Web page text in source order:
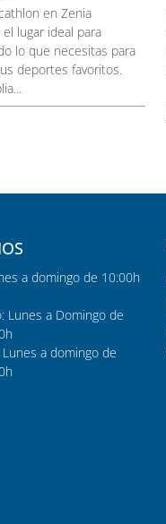
en Zenia
lugar ideal para
lo que necesitas para
deportes favoritos.
a domingo de 10:00h
Lunes a Domingo de
a domingo de